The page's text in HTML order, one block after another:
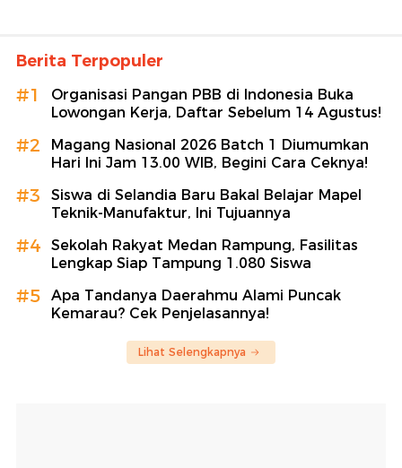
Berita Terpopuler
#1
Organisasi Pangan PBB di Indonesia Buka
Lowongan Kerja, Daftar Sebelum 14 Agustus!
#2
Magang Nasional 2026 Batch 1 Diumumkan
Hari Ini Jam 13.00 WIB, Begini Cara Ceknya!
#3
Siswa di Selandia Baru Bakal Belajar Mapel
Teknik-Manufaktur, Ini Tujuannya
#4
Sekolah Rakyat Medan Rampung, Fasilitas
Lengkap Siap Tampung 1.080 Siswa
#5
Apa Tandanya Daerahmu Alami Puncak
Kemarau? Cek Penjelasannya!
Lihat Selengkapnya